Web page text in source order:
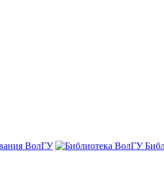
ВолГУ